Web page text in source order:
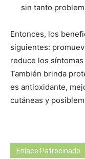
sin tanto
Entonces, los
siguientes:
reduce los
También brinda
es antioxidante,
cutáneas y
Enlace Patrocinado